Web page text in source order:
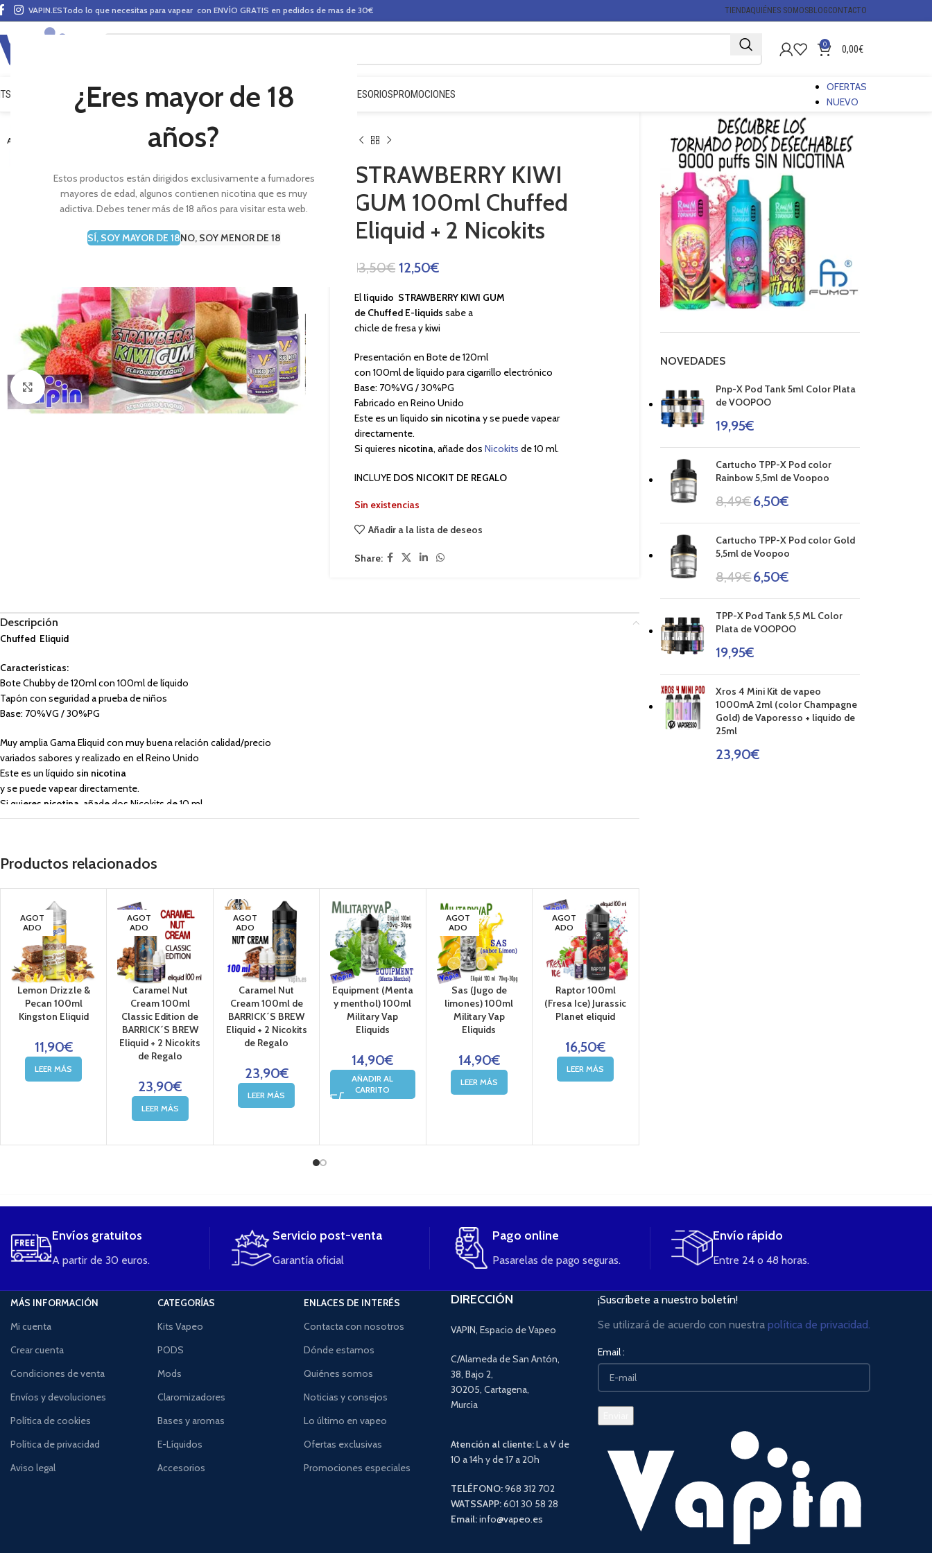
¿Eres mayor de 18
años?
Estos productos están dirigidos exclusivamente a fumadores
mayores de edad, algunos contienen nicotina que es muy
adictiva. Debes tener más de 18 años para visitar esta web.
SÍ, SOY MAYOR DE 18NO, SOY MENOR DE 18
VAPIN.ESTodo lo que necesitas para vapear con ENVÍO GRATIS en pedidos de mas de 30€ TIENDAQUIÉNES SOMOSBLOGCONTACTO
0 0,00€
VAPEO MODS CLAROMIZADORES BASES Y AROMAS (ALQUIMIA) ACCESORIOSPROMOCIONES
OFERTAS
NUEVO
AGOTADO
Haga Click para agrandar
STRAWBERRY KIWI
GUM 100ml Chuffed
Eliquid + 2 Nicokits
13,50€ 12,50€
El líquido STRAWBERRY KIWI GUM
de Chuffed E-liquidssabe a
chicle de fresa y kiwi
Presentación en Bote de 120ml
con 100ml de líquido para cigarrillo electrónico
Base: 70%VG / 30%PG
Fabricado en Reino Unido
Este es un líquido sin nicotinay se puede vapear
directamente.
Si quieres nicotina, añade dosNicokits de 10 ml.
INCLUYE DOS NICOKIT DE REGALO
Sin existencias
Añadir a la lista de deseos
Share:
Descripción
Chuffed Eliquid
Características:
Bote Chubby de 120ml con 100ml de líquido
Tapón con seguridad a prueba de niños
Base: 70%VG / 30%PG
Muy amplia Gama Eliquid con muy buena relación calidad/precio
variados sabores y realizado en el Reino Unido
Este es un líquido sin nicotina
y se puede vapear directamente.
Si quieres nicotina , añade dos Nicokits de 10 ml.
Tienda de vapeo con las mas importantes marcas de
VAPIN, Especialistas en Cigarrillos electrónicos
. La mayor oferta en vapeo.
Compra online tu vaper en
Vapin.es
o en nuestras tiendas físicas
Productos relacionados
AGOT
ADO
Lemon Drizzle &
Pecan 100ml
Kingston Eliquid
11,90€
LEER MÁS
AGOT
ADO
Caramel Nut
Cream 100ml
Classic Edition de
BARRICK´S BREW
Eliquid + 2 Nicokits
de Regalo
23,90€
LEER MÁS
AGOT
ADO
Caramel Nut
Cream 100ml de
BARRICK´S BREW
Eliquid + 2 Nicokits
de Regalo
23,90€
LEER MÁS
Equipment (Menta
y menthol) 100ml
Military Vap
Eliquids
14,90€
AÑADIR AL
CARRITO
AGOT
ADO
Sas (Jugo de
limones) 100ml
Military Vap
Eliquids
14,90€
LEER MÁS
AGOT
ADO
Raptor 100ml
(Fresa Ice) Jurassic
Planet eliquid
16,50€
LEER MÁS
NOVEDADES
Pnp-X Pod Tank 5ml Color Plata
de VOOPOO
19,95€
Cartucho TPP-X Pod color
Rainbow 5,5ml de Voopoo
8,49€6,50€
Cartucho TPP-X Pod color Gold
5,5ml de Voopoo
8,49€6,50€
TPP-X Pod Tank 5,5 ML Color
Plata de VOOPOO
19,95€
Xros 4 Mini Kit de vapeo
1000mA 2ml (color Champagne
Gold) de Vaporesso + liquido de
25ml
23,90€
Envíos gratuitos
A partir de 30 euros.
Servicio post-venta
Garantía oficial
Pago online
Pasarelas de pago seguras.
Envío rápido
Entre 24 o 48 horas.
MÁS INFORMACIÓN
Mi cuenta
Crear cuenta
Condiciones de venta
Envíos y devoluciones
Política de cookies
Política de privacidad
Aviso legal
CATEGORÍAS
Kits Vapeo
PODS
Mods
Claromizadores
Bases y aromas
E-Líquidos
Accesorios
ENLACES DE INTERÉS
Contacta con nosotros
Dónde estamos
Quiénes somos
Noticias y consejos
Lo último en vapeo
Ofertas exclusivas
Promociones especiales
DIRECCIÓN
VAPIN, Espacio de Vapeo
C/Alameda de San Antón,
38, Bajo 2,
30205, Cartagena,
Murcia
Atención al cliente:L a V de
10 a 14h y de 17 a 20h
TELÉFONO:968 312 702
WATSSAPP:601 30 58 28
Email:info@vapeo.es
¡Suscríbete a nuestro boletín!
Se utilizará de acuerdo con nuestra política de privacidad.
Email :